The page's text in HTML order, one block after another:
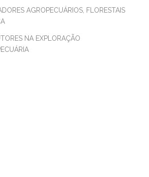
AGROPECUÁRIOS, FLORESTAIS
NA EXPLORAÇÃO